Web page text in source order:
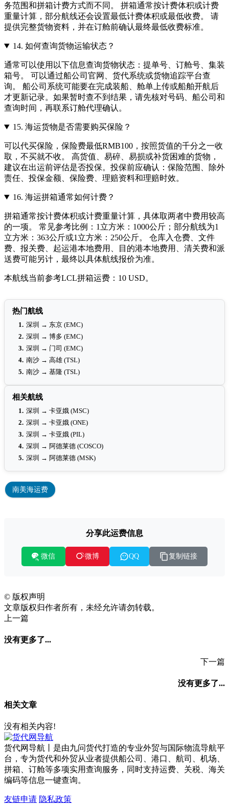
务范围和拼箱计费方式而不同。 拼箱通常按计费体积或计费
重量计算，部分航线还会设置最低计费体积或最低收费。 请
提供完整货物资料，并在订舱前确认最终最低收费标准。
14. 如何查询货物运输状态？
通常可以使用以下信息查询货物状态：提单号、订舱号、集装
箱号。 可以通过船公司官网、货代系统或货物追踪平台查
询。 船公司系统可能要在完成装船、舱单上传或船舶开航后
才更新记录。如果暂时查不到结果，请先核对号码、船公司和
查询时间，再联系订舱代理确认。
15. 海运货物是否需要购买保险？
可以代买保险，保险费最低RMB100，按照货值的千分之一收
取，不买就不收。 高货值、易碎、易损或补货困难的货物，
建议在出运前评估是否投保。投保前应确认：保险范围、除外
责任、投保金额、保险费、理赔资料和理赔时效。
16. 海运拼箱通常如何计费？
拼箱通常按计费体积或计费重量计算，具体取两者中费用较高
的一项。 常见参考比例：1立方米：1000公斤；部分航线为1
立方米：363公斤或1立方米：250公斤。 仓库入仓费、文件
费、报关费、起运港本地费用、目的港本地费用、清关费和派
送费可能另计，最终以具体航线报价为准。
本航线当前参考LCL拼箱运费：10 USD。
热门航线
1. 深圳 → 东京 (EMC)
2. 深圳 → 博多 (EMC)
3. 深圳 → 门司 (EMC)
4. 南沙 → 高雄 (TSL)
5. 南沙 → 基隆 (TSL)
相关航线
1. 深圳 → 卡亚娥 (MSC)
2. 深圳 → 卡亚娥 (ONE)
3. 深圳 → 卡亚娥 (PIL)
4. 深圳 → 阿德莱德 (COSCO)
5. 深圳 → 阿德莱德 (MSK)
南美海运费
分享此运费信息
微信 微博 QQ 复制链接
© 版权声明
文章版权归作者所有，未经允许请勿转载。
上一篇
没有更多了...
下一篇
没有更多了...
相关文章
没有相关内容!
货代网导航丨是由九问货代打造的专业外贸与国际物流导航平
台，专为货代和外贸从业者提供船公司、港口、航司、机场、
拼箱、订舱等多项实用查询服务，同时支持运费、关税、海关
编码等信息一键查询。
友链申请 隐私政策